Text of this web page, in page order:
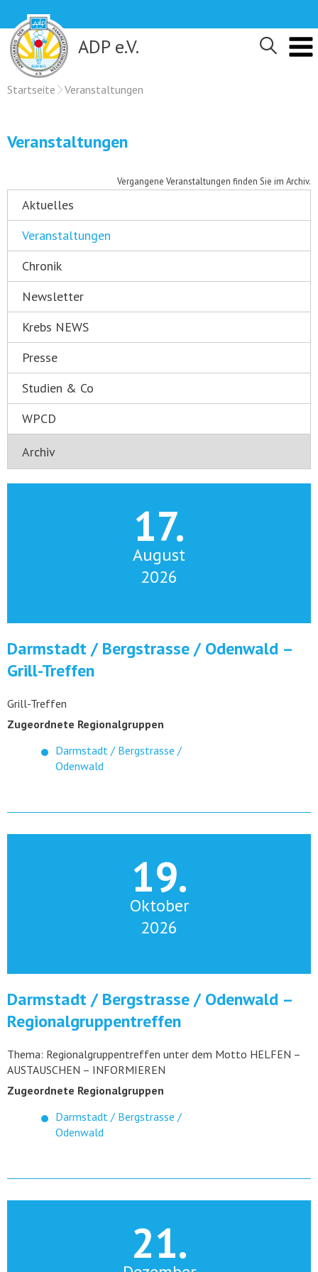
content
ADP e.V.
Startseite Veranstaltungen
Veranstaltungen
Vergangene Veranstaltungen finden Sie im Archiv.
Aktuelles
Veranstaltungen
Chronik
Newsletter
Krebs NEWS
Presse
Studien & Co
WPCD
17.
August
2026
Darmstadt / Bergstrasse / Odenwald –
Grill-Treffen
Grill-Treffen
Zugeordnete Regionalgruppen
Darmstadt / Bergstrasse /
Odenwald
19.
Oktober
2026
Darmstadt / Bergstrasse / Odenwald –
Regionalgruppentreffen
Thema: Regionalgruppentreffen unter dem Motto HELFEN –
AUSTAUSCHEN – INFORMIEREN
Zugeordnete Regionalgruppen
Darmstadt / Bergstrasse /
Odenwald
21.